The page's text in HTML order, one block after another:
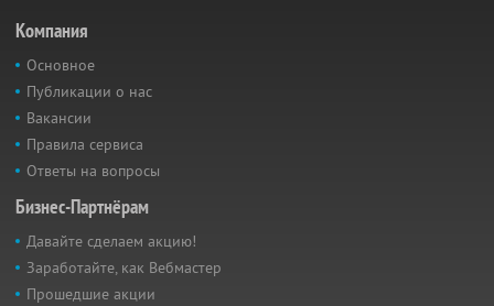
Компания
Основное
Публикации о нас
Вакансии
Правила сервиса
Ответы на вопросы
Бизнес-Партнёрам
Давайте сделаем акцию!
Заработайте, как Вебмастер
Прошедшие акции